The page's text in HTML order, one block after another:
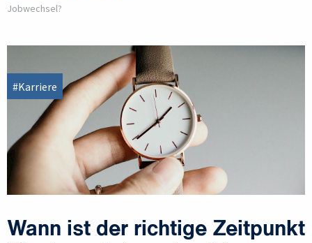
Jobwechsel?
#Karriere
Wann ist der richtige Zeitpunkt